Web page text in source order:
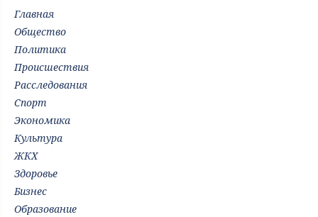
Главная
Общество
Политика
Происшествия
Расследования
Спорт
Экономика
Культура
ЖКХ
Здоровье
Бизнес
Образование